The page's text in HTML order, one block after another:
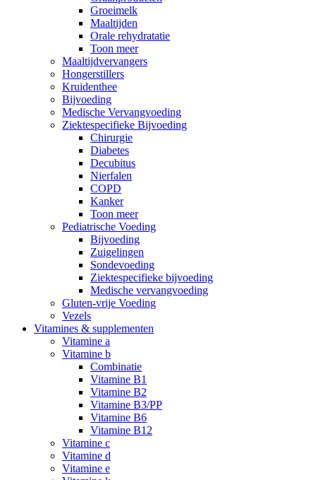
Groeimelk
Maaltijden
Orale rehydratatie
Toon meer
Maaltijdvervangers
Hongerstillers
Kruidenthee
Bijvoeding
Medische Vervangvoeding
Ziektespecifieke Bijvoeding
Chirurgie
Diabetes
Decubitus
Nierfalen
COPD
Kanker
Toon meer
Pediatrische Voeding
Bijvoeding
Zuigelingen
Sondevoeding
Ziektespecifieke bijvoeding
Medische vervangvoeding
Gluten-vrije Voeding
Vezels
Vitamines & supplementen
Vitamine a
Vitamine b
Combinatie
Vitamine B1
Vitamine B2
Vitamine B3/PP
Vitamine B6
Vitamine B12
Vitamine c
Vitamine d
Vitamine e